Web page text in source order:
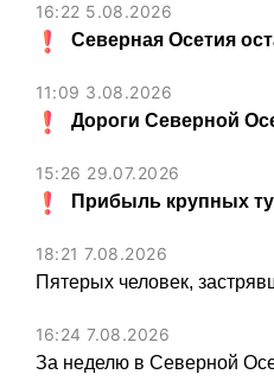
16:22 5.08.2026
Северная Осетия
11:09 3.08.2026
Дороги Северной
15:26 29.07.2026
Прибыль крупных
18:21 7.08.2026
Пятерых человек,
16:24 7.08.2026
За неделю в Северной